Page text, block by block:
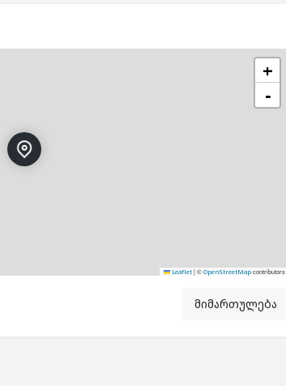
+
−
Leaflet |© OpenStreetMapcontributors
მიმართულება